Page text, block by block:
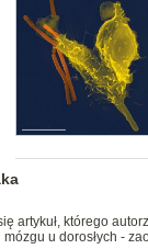
artykuł, którego
u dorosłych -